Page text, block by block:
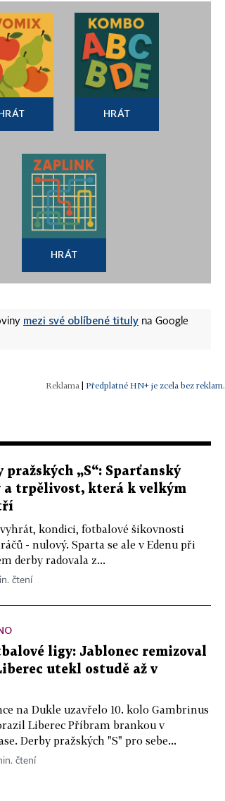
HRÁT
HRÁT
mezi své oblíbené tituly na Google
| Předplatné HN+ je zcela bez reklam.
pražských „S“: Sparťanský
a trpělivost, která k velkým
kondici, fotbalové šikovnosti
- nulový. Sparta se ale v Edenu při
derby radovala z...
čtení
ligy: Jablonec remizoval
utekl ostudě až v
na Dukle uzavřelo 10. kolo Gambrinus
Liberec Příbram brankou v
Derby pražských "S" pro sebe...
čtení